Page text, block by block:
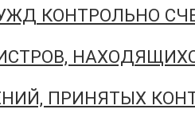
КОНТРОЛЬНО
ПРИНЯТЫХ